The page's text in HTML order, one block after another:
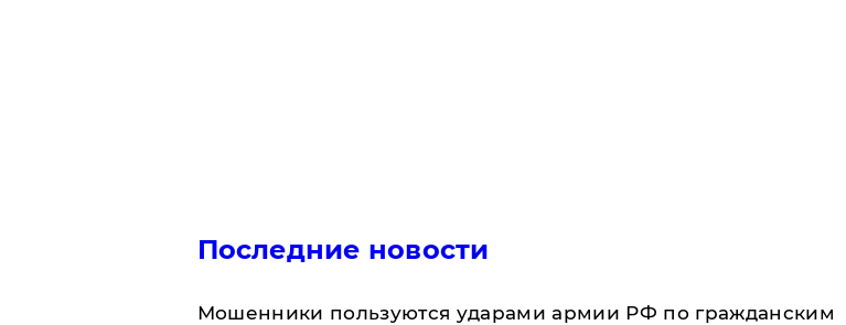
Последние новости
Мошенники пользуются ударами армии РФ по гражданским